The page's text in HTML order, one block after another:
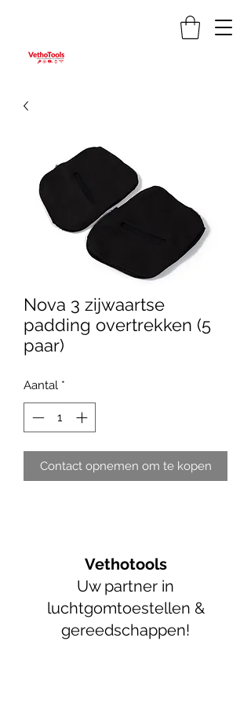
Nova 3 zijwaartse
padding overtrekken (5
paar)
Aantal *
Contact opnemen om te kopen
Vethotools
Uw partner in
luchtgomtoestellen &
gereedschappen!